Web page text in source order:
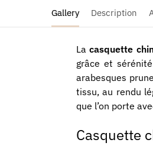
Gallery Description
Lacasquette
grâce et
arabesques
tissu, au rendu
que l’on porte
Casquette